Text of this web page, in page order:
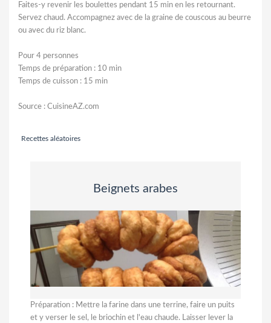
Faites-y revenir les boulettes pendant 15 min en les retournant.
Servez chaud. Accompagnez avec de la graine de couscous au beurre
ou avec du riz blanc.
Pour 4 personnes
Temps de préparation : 10 min
Temps de cuisson : 15 min
Source : CuisineAZ.com
Recettes aléatoires
Beignets arabes
Préparation : Mettre la farine dans une terrine, faire un puits
et y verser le sel, le briochin et l'eau chaude. Laisser lever la